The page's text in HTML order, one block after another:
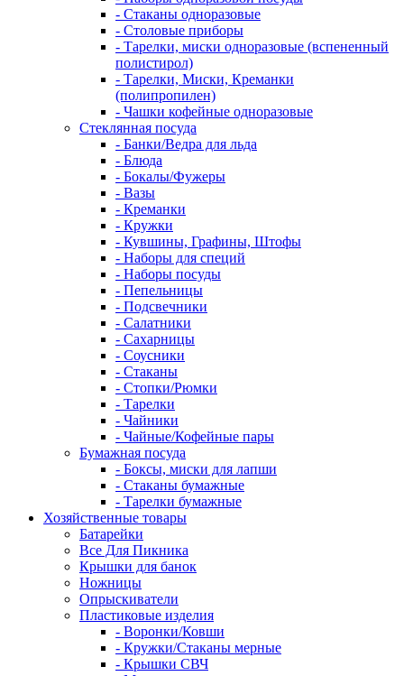
- Стаканы одноразовые
- Столовые приборы
- Тарелки, миски одноразовые (вспененный
полистирол)
- Тарелки, Миски, Креманки
(полипропилен)
- Чашки кофейные одноразовые
Стеклянная посуда
- Банки/Ведра для льда
- Блюда
- Бокалы/Фужеры
- Вазы
- Креманки
- Кружки
- Кувшины, Графины, Штофы
- Наборы для специй
- Наборы посуды
- Пепельницы
- Подсвечники
- Салатники
- Сахарницы
- Соусники
- Стаканы
- Стопки/Рюмки
- Тарелки
- Чайники
- Чайные/Кофейные пары
Бумажная посуда
- Боксы, миски для лапши
- Стаканы бумажные
- Тарелки бумажные
Хозяйственные товары
Батарейки
Все Для Пикника
Крышки для банок
Ножницы
Опрыскиватели
Пластиковые изделия
- Воронки/Ковши
- Кружки/Стаканы мерные
- Крышки СВЧ